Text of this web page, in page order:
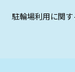
駐輪場利用に関す